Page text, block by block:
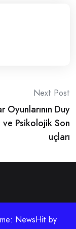
Next Post
Oyunlarının Duy
ve Psikolojik Son
uçları
NewsHit by